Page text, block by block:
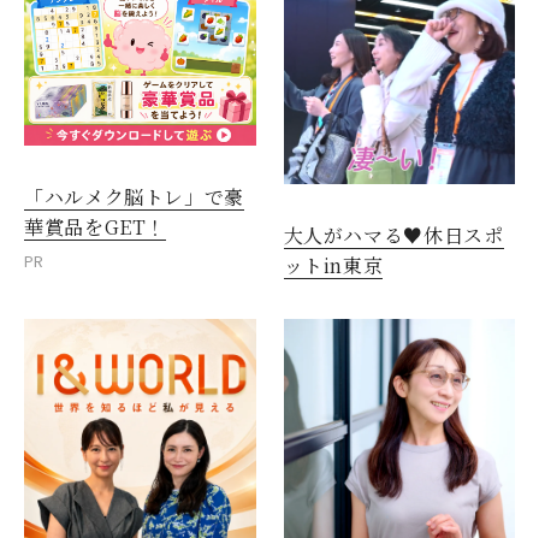
「ハルメク脳トレ」で豪
華賞品をGET！
PR
大人がハマる♥休日スポ
ットin東京